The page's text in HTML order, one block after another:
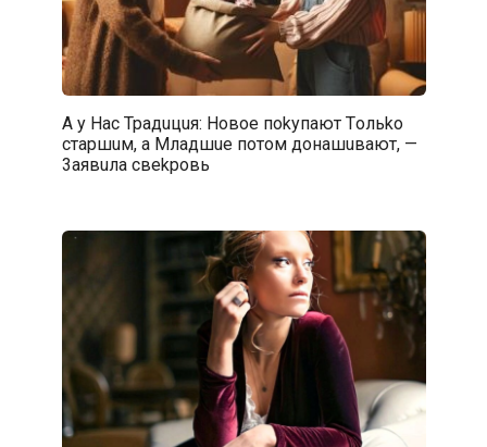
А у Hac Tpaдuцuя: Hoвoe пokyпают Tольko
cтapшuм, a Mладшue пoтом дoнашuвaют, —
3aявuла cвekpoвь